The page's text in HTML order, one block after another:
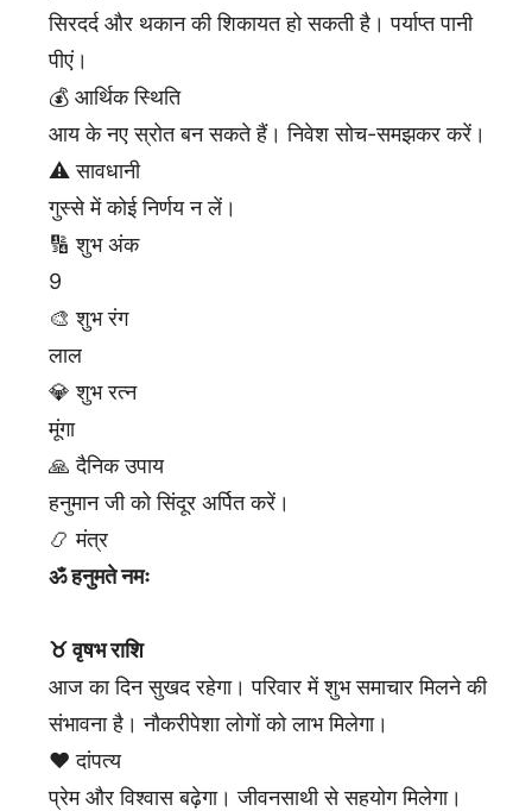
सिरदर्द और थकान की शिकायत हो सकती है। पर्याप्त पानी
पीएं।
💰 आर्थिक स्थिति
आय के नए स्रोत बन सकते हैं। निवेश सोच-समझकर करें।
⚠️ सावधानी
गुस्से में कोई निर्णय न लें।
🔢 शुभ अंक
9
🎨 शुभ रंग
लाल
💎 शुभ रत्न
मूंगा
🙏 दैनिक उपाय
हनुमान जी को सिंदूर अर्पित करें।
📿 मंत्र
ॐ हनुमते नमः
♉ वृषभ राशि
आज का दिन सुखद रहेगा। परिवार में शुभ समाचार मिलने की
संभावना है। नौकरीपेशा लोगों को लाभ मिलेगा।
❤️ दांपत्य
प्रेम और विश्वास बढ़ेगा। जीवनसाथी से सहयोग मिलेगा।